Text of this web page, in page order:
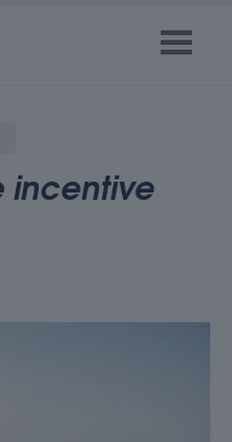
incentive